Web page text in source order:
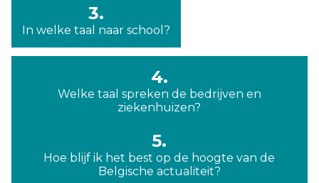
3.
In welke taal naar school?
4.
Welke taal spreken de bedrijven en
ziekenhuizen?
5.
Hoe blijf ik het best op de hoogte van de
Belgische actualiteit?